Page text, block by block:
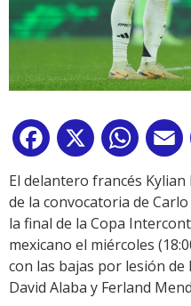
Facebook
X
El delantero francés
de la convocatoria de
la final de la Copa
mexicano el miércoles
con las bajas por lesión de
David Alaba y Ferland